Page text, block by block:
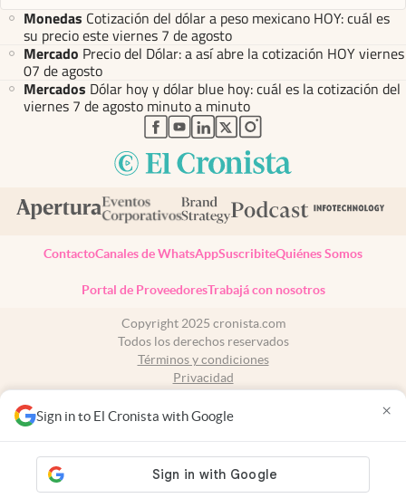
Sign in to El Cronista with Google ×
Monedas Cotización del dólar a peso mexicano HOY: cuál es
su precio este viernes 7 de agosto
Mercado Precio del Dólar: a así abre la cotización HOY viernes
07 de agosto
Mercados Dólar hoy y dólar blue hoy: cuál es la cotización del
viernes 7 de agosto minuto a minuto
abre en nueva pestaña
abre en nueva pestaña
abre en nueva pestaña
abre en nueva pestaña
abre en nueva pestaña
ContactoCanales de WhatsAppSuscribiteQuiénes Somos
Portal de ProveedoresTrabajá con nosotros
Copyright 2025 cronista.com
Todos los derechos reservados
Términos y condiciones
Privacidad
Tel: +54 11 7078-3270
propiedad intelectual: 56576959
N° de edición: 10.950 - 7 de agosto de 2026